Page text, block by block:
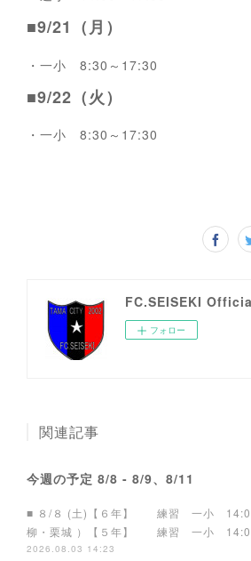
■9/21（月）
・一小 8:30～17:30
■9/22（火）
・一小 8:30～17:30
FC.SEISEKI
フォロー
関連記事
今週の予定 8/8 - 8/9、8/11
■ ８/８ (土)【６年】 練習 一小
柳・栗城 ）【５年】 練習 一小
2026.08.03 14:23